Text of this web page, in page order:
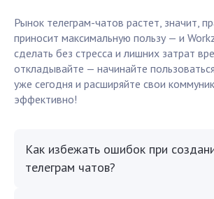
Рынок телеграм-чатов растет, значит,
приносит максимальную пользу — и
сделать без стресса и лишних затрат
откладывайте — начинайте
уже сегодня и расширяйте свои
эффективно!
Как избежать ошибок при
телеграм чатов?